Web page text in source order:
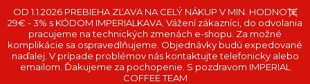
OD 1.1.2026 PREBIEHA ZĽAVA NA CELÝ NÁKUP V MIN. HODNOTE
29€ - 3% s KÓDOM IMPERIALKAVA. Vážení zákazníci, do odvolania
pracujeme na technických zmenách e-shopu. Za možné
komplikácie sa ospravedlňujeme. Objednávky budú expedované
naďalej. V prípade problémov nás kontaktujte telefonicky alebo
emailom. Ďakujeme za pochopenie. S pozdravom IMPERIAL
COFFEE TEAM